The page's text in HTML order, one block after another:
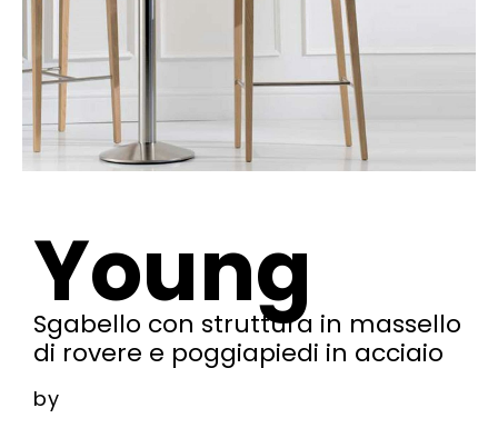
Young
Sgabello con struttura in massello
di rovere e poggiapiedi in acciaio
by